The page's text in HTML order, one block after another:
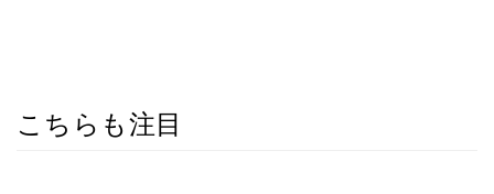
こちらも注目